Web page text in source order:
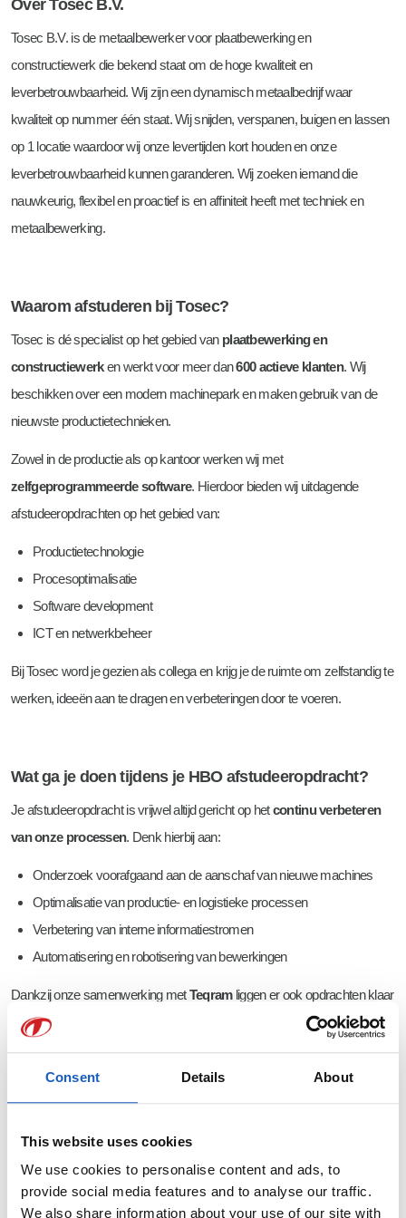
Consent Details About
This website uses cookies
We use cookies to personalise content and ads, to
provide social media features and to analyse our traffic.
We also share information about your use of our site with
Over Tosec B.V.
Tosec B.V. is de metaalbewerker voor plaatbewerking en
constructiewerk die bekend staat om de hoge kwaliteit en
leverbetrouwbaarheid. Wij zijn een dynamisch metaalbedrijf waar
kwaliteit op nummer één staat. Wij snijden, verspanen, buigen en lassen
op 1 locatie waardoor wij onze levertijden kort houden en onze
leverbetrouwbaarheid kunnen garanderen. Wij zoeken iemand die
nauwkeurig, flexibel en proactief is en affiniteit heeft met techniek en
metaalbewerking.
Waarom afstuderen bij Tosec?
Tosec is dé specialist op het gebied van plaatbewerking en
constructiewerken werkt voor meer dan600 actieve klanten. Wij
beschikken over een modern machinepark en maken gebruik van de
nieuwste productietechnieken.
Zowel in de productie als op kantoor werken wij met
zelfgeprogrammeerde software. Hierdoor bieden wij uitdagende
afstudeeropdrachten op het gebied van:
Productietechnologie
Procesoptimalisatie
Software development
ICT en netwerkbeheer
Bij Tosec word je gezien als collega en krijg je de ruimte om zelfstandig te
werken, ideeën aan te dragen en verbeteringen door te voeren.
Wat ga je doen tijdens je HBO afstudeeropdracht?
Je afstudeeropdracht is vrijwel altijd gericht op hetcontinu verbeteren
van onze processen. Denk hierbij aan:
Onderzoek voorafgaand aan de aanschaf van nieuwe machines
Optimalisatie van productie- en logistieke processen
Verbetering van interne informatiestromen
Automatisering en robotisering van bewerkingen
Dankzij onze samenwerking metTeqramliggen er ook opdrachten klaar
op het gebied van
robotisering en vision guided robotics.
met je. Wij staan open voor nieuwe inzichten en alternatieve visies.
Voorbeelden van afstudeeropdrachten
In de afgelopen jaren zijn er binnen Tosec diverse succesvolle